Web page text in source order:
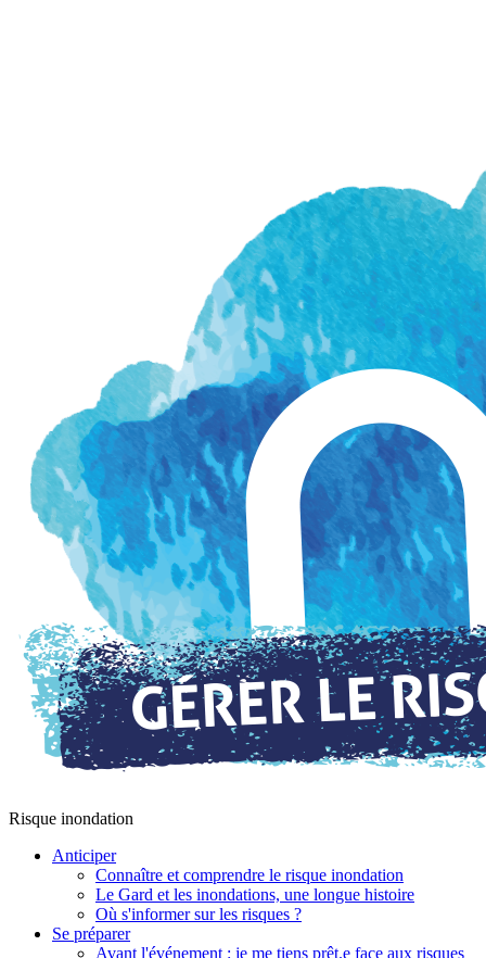
Risque inondation
Anticiper
Connaître et comprendre le risque inondation
Le Gard et les inondations, une longue histoire
Où s'informer sur les risques ?
Se préparer
Avant l'événement : je me tiens prêt.e face aux risques